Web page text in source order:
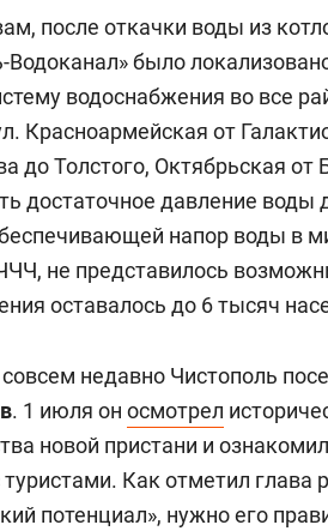
после откачки воды из
Водоканал» было
водоснабжения во все
Красноармейская от
до Толстого, Октябрьская от
достаточное давление воды
напор воды в
не представилось
оставалось до 6 тысяч
недавно Чистополь
. 1 июля он осмотрел
новой пристани и
туристами. Как отметил глава
потенциал», нужно его